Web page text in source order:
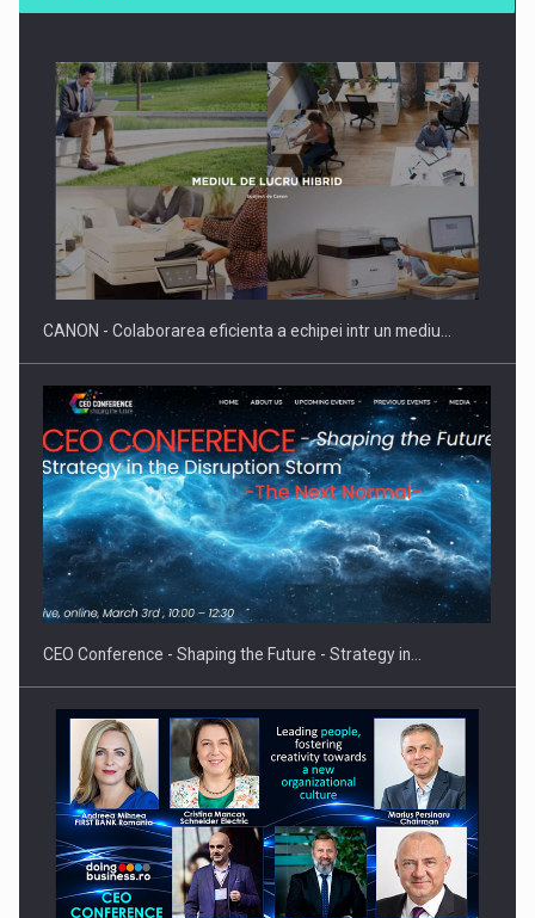
CANON - Colaborarea eficienta a echipei intr un mediu…
CEO Conference - Shaping the Future - Strategy in…